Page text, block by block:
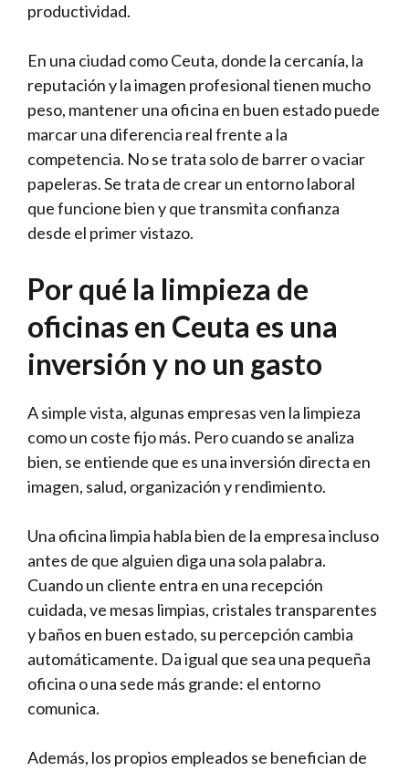
productividad.
En una ciudad como Ceuta, donde la cercanía, la
reputación y la imagen profesional tienen mucho
peso, mantener una oficina en buen estado puede
marcar una diferencia real frente a la
competencia. No se trata solo de barrer o vaciar
papeleras. Se trata de crear un entorno laboral
que funcione bien y que transmita confianza
desde el primer vistazo.
Por qué la limpieza de
oficinas en Ceuta es una
inversión y no un gasto
A simple vista, algunas empresas ven la limpieza
como un coste fijo más. Pero cuando se analiza
bien, se entiende que es una inversión directa en
imagen, salud, organización y rendimiento.
Una oficina limpia habla bien de la empresa incluso
antes de que alguien diga una sola palabra.
Cuando un cliente entra en una recepción
cuidada, ve mesas limpias, cristales transparentes
y baños en buen estado, su percepción cambia
automáticamente. Da igual que sea una pequeña
oficina o una sede más grande: el entorno
comunica.
Además, los propios empleados se benefician de